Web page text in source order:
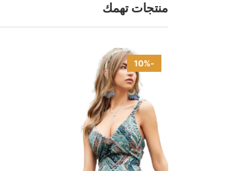
منتجات تهمك
-10%